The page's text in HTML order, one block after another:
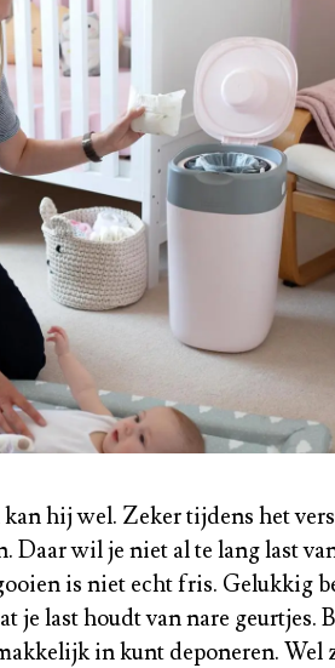
hij wel. Zeker tijdens het
Daar wil je niet al te lang last
is niet echt fris. Gelukkig
je last houdt van nare geurtjes.
in kunt deponeren. Wel